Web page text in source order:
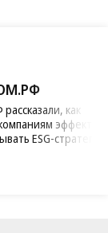
как
ESG-стратегию